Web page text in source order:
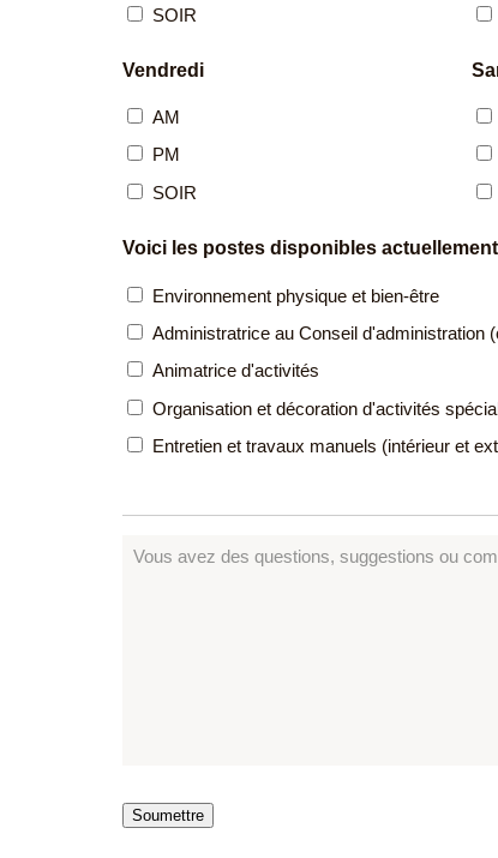
SOIR
Vendredi
AM
PM
SOIR
Voici les postes disponibles
Environnement physique et bien-être
Administratrice au Conseil d'administration
Animatrice d'activités
Organisation et décoration d'activités
Entretien et travaux manuels (intérieur et
Soumettre